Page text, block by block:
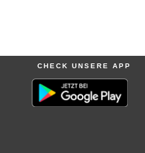
CHECK UNSERE APP